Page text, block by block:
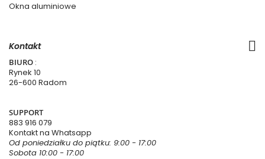
Okna aluminiowe
Kontakt
BIURO :
Rynek 10
26-600 Radom
SUPPORT
883 916 079
Kontakt na Whatsapp
Od poniedziałku do piątku: 9:00 - 17:00
Sobota 10:00 - 17:00